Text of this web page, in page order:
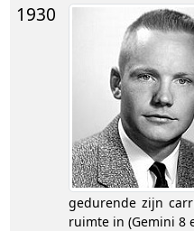
1930
gedurende zijn
ruimte in (Gemini 8